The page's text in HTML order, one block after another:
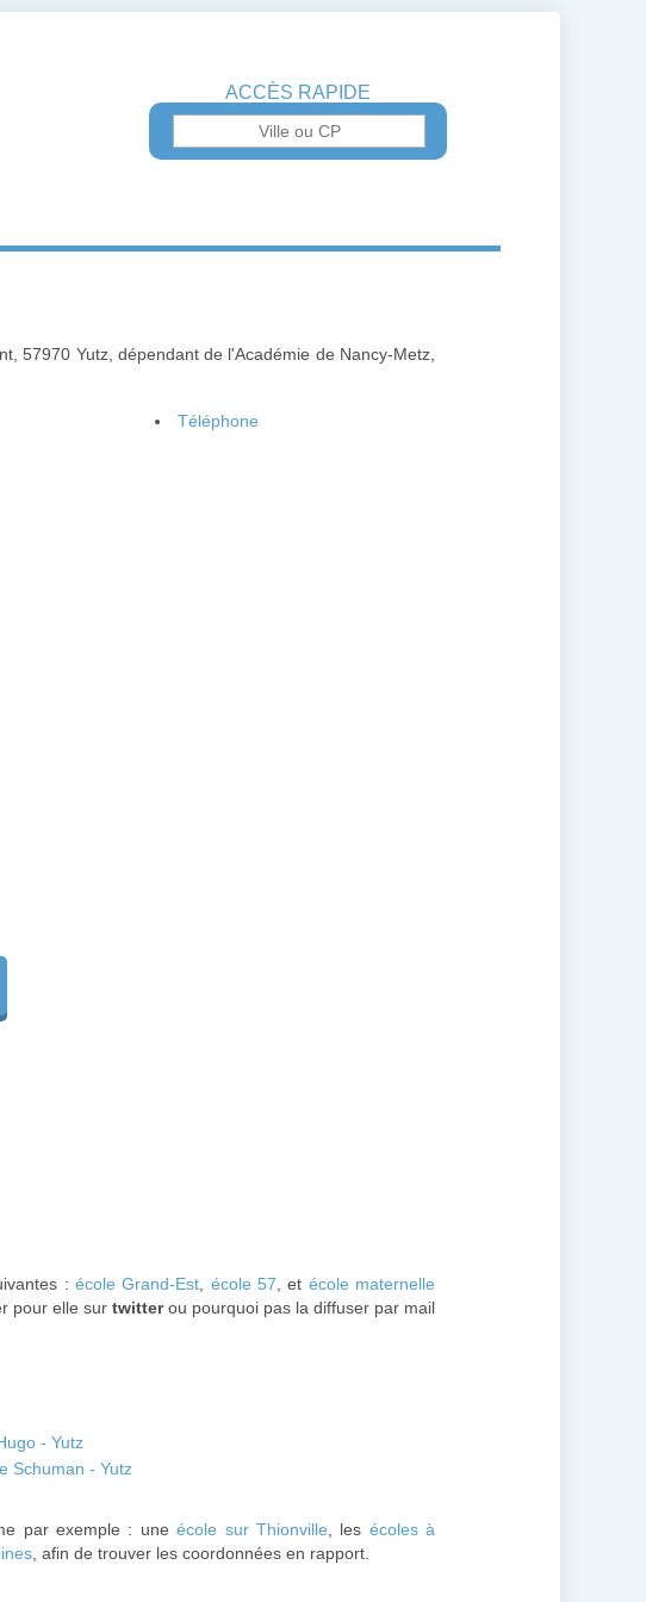
ACCÈS RAPIDE
57970 Yutz, dépendant de l'Académie de Nancy-Metz,
Téléphone
:école Grand-Est école 57 , et école maternelle
pour elle sur twitterou pourquoi pas la diffuser par mail
- Yutz
Schuman - Yutz
par exemple : uneécole sur Thionville , les écoles à
, afin de trouver les coordonnées en rapport.